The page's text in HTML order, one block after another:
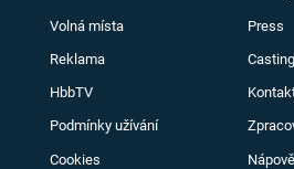
Volná místa Press
Reklama
HbbTV
Podmínky užívání
Cookies